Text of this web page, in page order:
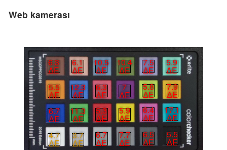
Web kamerası
6.3
∆E
6.1
∆E
10.5
∆E
10.4
∆E
7.5
∆E
5.9
∆E
5.5
∆E
12.3
∆E
6.3
∆E
7
∆E
5.8
∆E
7.9
∆E
6.7
∆E
11.3
∆E
5.3
∆E
5.9
∆E
6.4
∆E
17.1
∆E
4.7
∆E
3.7
∆E
6.7
∆E
7.7
∆E
6.5
∆E
5.5
∆E